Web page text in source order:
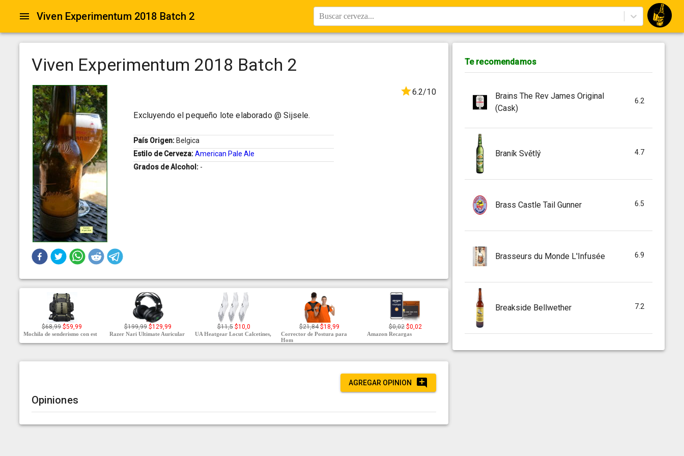
Viven Experimentum 2018 Batch 2 Buscar cerveza...
Viven Experimentum 2018 Batch 2
6.2/10
Excluyendo el pequeño lote elaborado @ Sijsele.
País Origen: Belgica
Estilo de Cerveza:American Pale Ale
Grados de Alcohol: -
$68,99 $59,99
Mochila de senderismo con est
$199,99 $129,99
Razer Nari Ultimate Auricular
$11,5 $10,0
UA Heatgear Locut Calcetines,
$21,84 $18,99
Corrector de Postura para
Hom
$0,02 $0,02
Amazon Recargas
AGREGAR OPINION
Opiniones
Te recomendamos
Brains The Rev James Original
(Cask)
6.2
Braník Světlý 4.7
Brass Castle Tail Gunner 6.5
Brasseurs du Monde L'Infusée 6.9
Breakside Bellwether 7.2